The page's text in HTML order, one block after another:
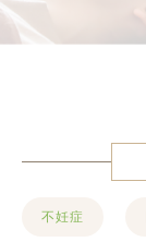
不妊症